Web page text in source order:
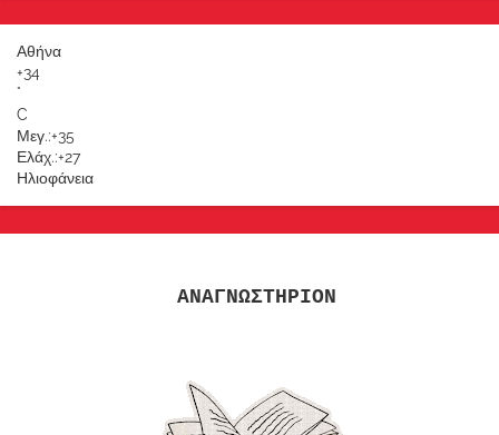
Αθήνα
+34
°
C
Μεγ.:+35
Ελάχ.:+27
Ηλιοφάνεια
ΑΝΑΓΝΩΣΤΗΡΙΟΝ